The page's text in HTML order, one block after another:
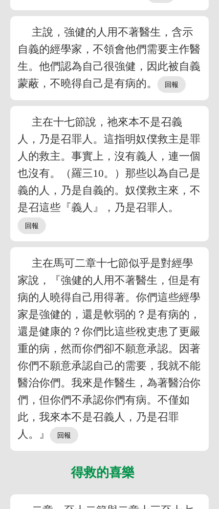
主說，強健的人用不著醫生，含示
自義的經學家，不領會他們需要主作醫
生。他們認為自己很強健，因此被自義
蒙蔽，不曉得自己是有病的。
主在十七節說，祂來本不是召義
人，乃是召罪人。這指明奴僕救主是罪
人的救主。事實上，沒有義人，連一個
也沒有。（羅三10。）那些以為自己是
義的人，乃是自義的。奴僕救主來，不
是召這些『義人』，乃是召罪人。
主在馬可二章十七節似乎是對經學
家說，『強健的人用不著醫生，但是有
病的人曉得自己用得著。你們這些經學
家是強健的，還是軟弱的？是有病的，
還是健康的？你們比這些稅吏患了更嚴
重的病，然而你們卻不願意承認。因著
你們不願意承認自己的需要，我就不能
醫治你們。我來是作醫生，為著醫治你
們，但你們不承認你們有病。不僅如
此，我來本不是召義人，乃是召罪
人。』
得救的喜樂